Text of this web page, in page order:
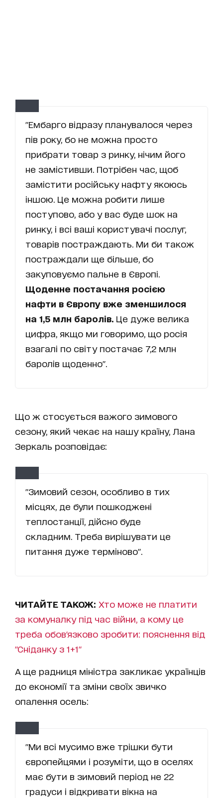
"Ембарго відразу планувалося через
пів року, бо не можна просто
прибрати товар з ринку, нічим його
не замістивши. Потрібен час, щоб
замістити російську нафту якоюсь
іншою. Це можна робити лише
поступово, або у вас буде шок на
ринку, і всі ваші користувачі послуг,
товарів постраждають. Ми би також
постраждали ще більше, бо
закуповуємо пальне в Європі.
Щоденне постачання росією
нафти в Європу вже зменшилося
на 1,5 млн баролів. Це дуже велика
цифра, якщо ми говоримо, що росія
взагалі по світу постачає 7,2 млн
баролів щоденно".
Що ж стосується важого зимового
сезону, який чекає на нашу країну, Лана
Зеркаль розповідає:
"Зимовий сезон, особливо в тих
місцях, де були пошкоджені
теплостанції, дійсно буде
складним. Треба вирішувати це
питання дуже терміново".
ЧИТАЙТЕ ТАКОЖ: Хто може не платити
за комуналку під час війни, а кому це
треба обов'язково зробити: пояснення від
"Сніданку з 1+1"
А ще радниця міністра закликає українців
до економії та зміни своїх звичко
опалення осель:
"Ми всі мусимо вже трішки бути
європейцями і розуміти, що в оселях
має бути в зимовий період не 22
градуси і відкривати вікна на